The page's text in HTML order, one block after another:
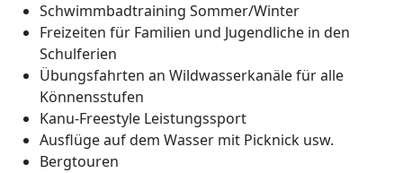
Schwimmbadtraining Sommer/Winter
Freizeiten für Familien und Jugendliche in den
Schulferien
Übungsfahrten an Wildwasserkanäle für alle
Könnensstufen
Kanu-Freestyle Leistungssport
Ausflüge auf dem Wasser mit Picknick usw.
Bergtouren